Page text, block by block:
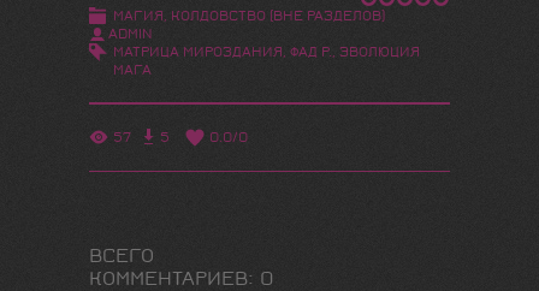
МАГИЯ, КОЛДОВСТВО (ВНЕ РАЗДЕЛОВ)
ADMIN
МАТРИЦА МИРОЗДАНИЯ, ФАД Р., ЭВОЛЮЦИЯ
МАГА
57 5 0.0/0
ВСЕГО
КОММЕНТАРИЕВ: 0